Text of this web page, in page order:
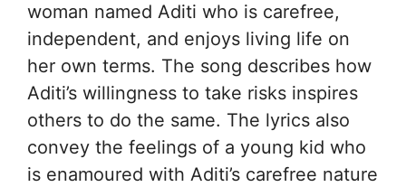
woman named Aditi who is carefree,
independent, and enjoys living life on
her own terms. The song describes how
Aditi’s willingness to take risks inspires
others to do the same. The lyrics also
convey the feelings of a young kid who
is enamoured with Aditi’s carefree nature